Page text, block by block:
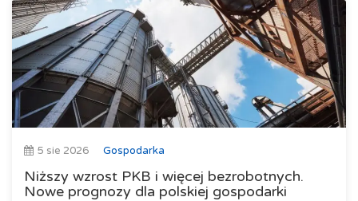
5 sie 2026 Gospodarka
Niższy wzrost PKB i więcej bezrobotnych.
Nowe prognozy dla polskiej gospodarki